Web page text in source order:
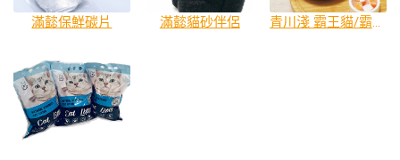
滿懿保鮮碳片 滿懿貓砂伴侶 青川淺 霸王貓/霸道貓罐頭 及 肉泥湯包